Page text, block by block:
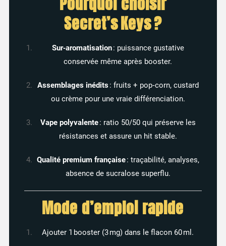
Secret’s Keys ?
Sur‑aromatisation: puissance gustative
conservée même après booster.
Assemblages inédits: fruits + pop‑corn, custard
ou crème pour une vraie différenciation.
Vape polyvalente: ratio 50/50 qui préserve les
résistances et assure un hit stable.
Qualité premium française: traçabilité, analyses,
absence de sucralose superflu.
Mode d’emploi rapide
Ajouter 1 booster (3 mg) dans le flacon 60 ml.